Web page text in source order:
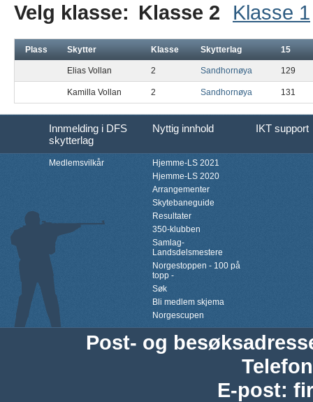
Velg klasse: Klasse 2 Klasse 1
Plass Skytter Klasse Skytterlag 15
Elias Vollan 2 Sandhornøya 129
Kamilla Vollan 2 Sandhornøya 131
Innmelding i DFS
skytterlag
Nyttig innhold IKT support
Medlemsvilkår
Hjemme-LS 2021
Hjemme-LS 2020
Arrangementer
Skytebaneguide
Resultater
350-klubben
Samlag-
Landsdelsmestere
Norgestoppen - 100 på
topp -
Søk
Bli medlem skjema
Norgescupen
Post- og
Telefon
E-post: